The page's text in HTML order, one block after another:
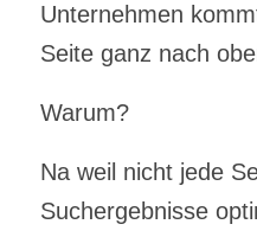
Unternehmen
Seite ganz nach
Warum?
Na weil nicht jede
Suchergebnisse